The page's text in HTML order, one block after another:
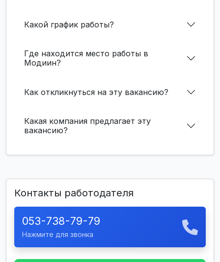
Какой график работы?
Где находится место работы в
Модиин?
Как откликнуться на эту вакансию?
Какая компания предлагает эту
вакансию?
Контакты работодателя
053-738-79-79
Нажмите для звонка